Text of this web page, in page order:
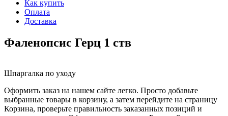
Как купить
Оплата
Доставка
Фаленопсис Герц 1 ств
Шпаргалка по уходу
Оформить заказ на нашем сайте легко. Просто добавьте
выбранные товары в корзину, а затем перейдите на страницу
Корзина, проверьте правильность заказанных позиций и